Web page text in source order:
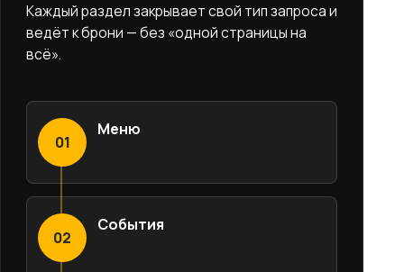
Каждый раздел закрывает свой тип запроса и
ведёт к брони — без «одной страницы на
всё».
01
Меню
02
События